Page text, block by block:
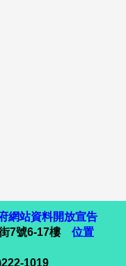
網站資料開放宣告
7號6-17樓
位置
1019